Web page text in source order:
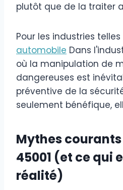
plutôt que de la traiter
Pour les industries
automobile Dans
où la manipulation de
dangereuses est
préventive de la
seulement bénéfique,
Mythes courants
45001 (et ce qui
réalité)